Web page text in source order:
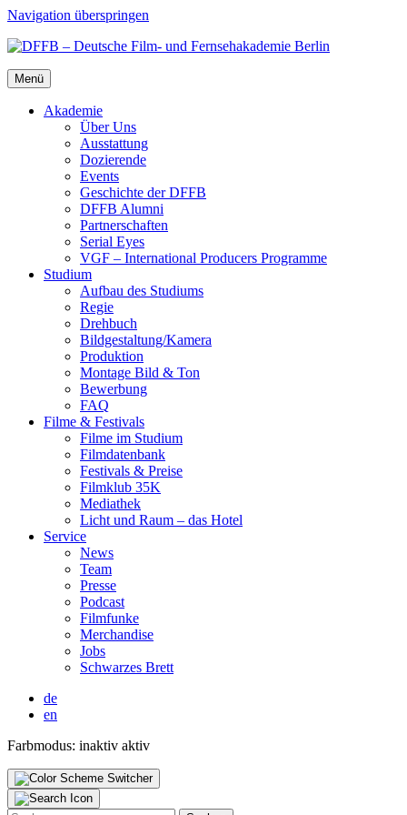
Navigation überspringen
Menü
Aka­de­mie
Über Uns
Aus­stat­tung
Dozie­ren­de
Events
Geschich­te der DFFB
DFFB Alum­ni
Part­ner­schaf­ten
Seri­al Eyes
VGF – Inter­na­tio­nal Pro­du­cers Pro­gram­me
Stu­di­um
Auf­bau des Stu­di­ums
Regie
Dreh­buch
Bildgestaltung/​​Kamera
Pro­duk­ti­on
Mon­ta­ge Bild & Ton
Bewer­bung
FAQ
Fil­me & Fes­ti­vals
Fil­me im Stu­di­um
Film­da­ten­bank
Fes­ti­vals & Prei­se
Film­klub 35K
Media­thek
Licht und Raum – das Hotel
Ser­vice
News
Team
Pres­se
Pod­cast
Film­fun­ke
Mer­chan­di­se
Jobs
Schwar­zes Brett
de
en
Farbmodus: inaktiv aktiv